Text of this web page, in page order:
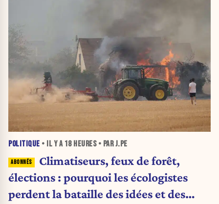
POLITIQUE • IL Y A 18 HEURES• PAR J.PE
Climatiseurs, feux de forêt,
élections : pourquoi les écologistes
perdent la bataille des idées et des